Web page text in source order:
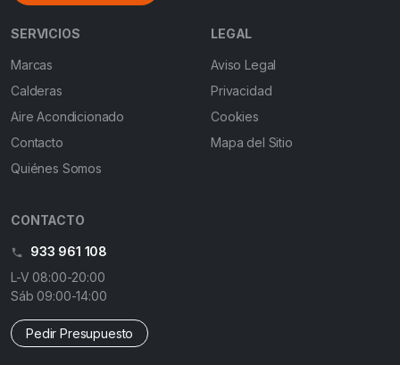
SERVICIOS
Marcas
Calderas
Aire Acondicionado
Contacto
Quiénes Somos
LEGAL
Aviso Legal
Privacidad
Cookies
Mapa del Sitio
CONTACTO
933 961 108
L-V 08:00-20:00
Sáb 09:00-14:00
Pedir Presupuesto